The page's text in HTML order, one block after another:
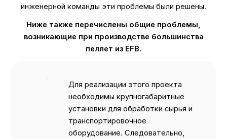
инженерной команды эти проблемы были решены.
Ниже также перечислены общие проблемы,
возникающие при производстве большинства
пеллет из EFB.
Для реализации этого проекта
необходимы крупногабаритные
установки для обработки сырья и
транспортировочное
оборудование. Следовательно,